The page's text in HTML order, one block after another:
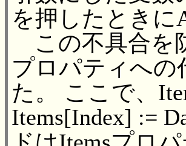
を押したときに
この不具合を
プロパティへの
た。 ここで、
Items[Index] :=